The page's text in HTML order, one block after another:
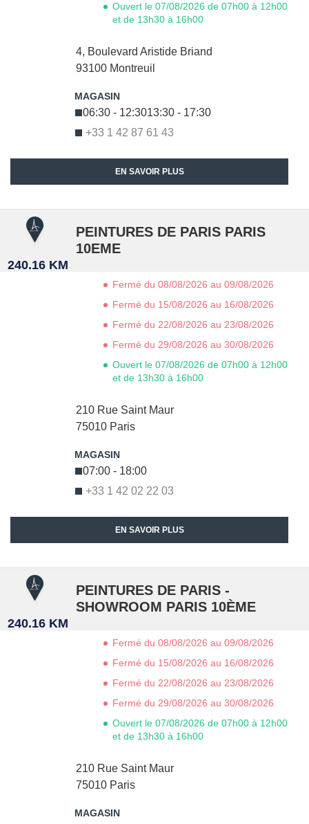
4, Boulevard Aristide Briand
93100 Montreuil
+33 1 42 87 61 43
06:30 - 12:3013:30 - 17:30
Ouvert le 07/08/2026 de 07h00 à 12h00
et de 13h30 à 16h00
EN SAVOIR PLUS
240.16 KM
PEINTURES DE PARIS PARIS
10EME
210 Rue Saint Maur
75010 Paris
+33 1 42 02 22 03
07:00 - 18:00
Fermé du 08/08/2026 au 09/08/2026
Fermé du 15/08/2026 au 16/08/2026
Fermé du 22/08/2026 au 23/08/2026
Fermé du 29/08/2026 au 30/08/2026
Ouvert le 07/08/2026 de 07h00 à 12h00
et de 13h30 à 16h00
EN SAVOIR PLUS
240.16 KM
PEINTURES DE PARIS -
SHOWROOM PARIS 10ÈME
210 Rue Saint Maur
75010 Paris
Fermé du 08/08/2026 au 09/08/2026
Fermé du 15/08/2026 au 16/08/2026
Fermé du 22/08/2026 au 23/08/2026
Fermé du 29/08/2026 au 30/08/2026
Ouvert le 07/08/2026 de 07h00 à 12h00
et de 13h30 à 16h00